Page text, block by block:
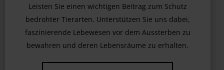
Leisten Sie einen wichtigen Beitrag zum Schutz
bedrohter Tierarten. Unterstützen Sie uns dabei,
faszinierende Lebewesen vor dem Aussterben zu
bewahren und deren Lebensräume zu erhalten.